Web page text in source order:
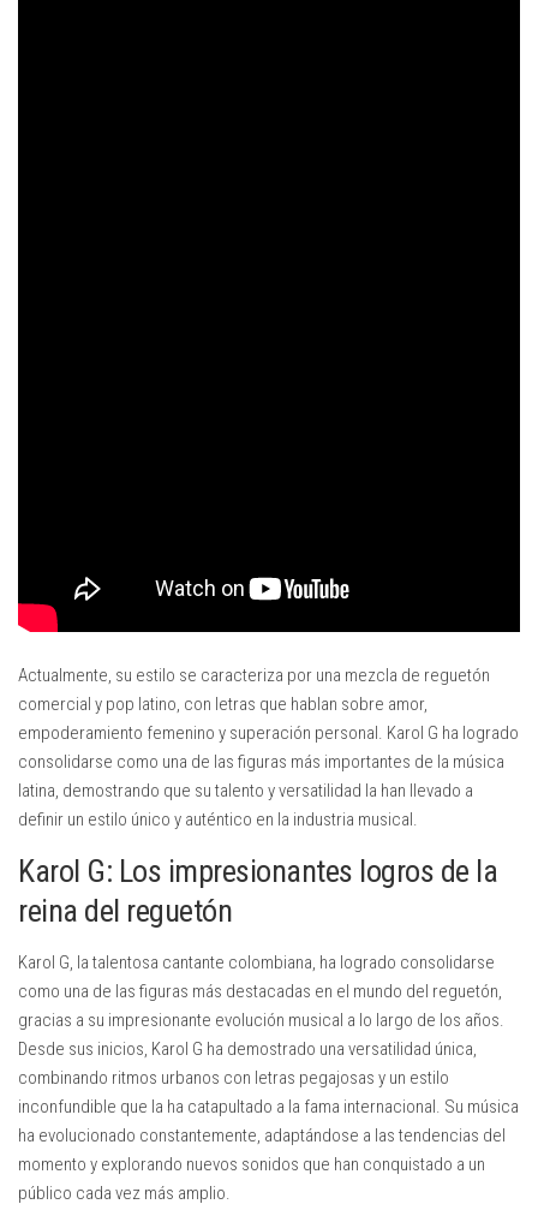
Actualmente, su estilo se caracteriza por una mezcla de reguetón
comercial y pop latino, con letras que hablan sobre amor,
empoderamiento femenino y superación personal. Karol G ha logrado
consolidarse como una de las figuras más importantes de la música
latina, demostrando que su talento y versatilidad la han llevado a
definir un estilo único y auténtico en la industria musical.
Karol G: Los impresionantes logros de la
reina del reguetón
Karol G, la talentosa cantante colombiana, ha logrado consolidarse
como una de las figuras más destacadas en el mundo del reguetón,
gracias a su impresionante evolución musical a lo largo de los años.
Desde sus inicios, Karol G ha demostrado una versatilidad única,
combinando ritmos urbanos con letras pegajosas y un estilo
inconfundible que la ha catapultado a la fama internacional. Su música
ha evolucionado constantemente, adaptándose a las tendencias del
momento y explorando nuevos sonidos que han conquistado a un
público cada vez más amplio.